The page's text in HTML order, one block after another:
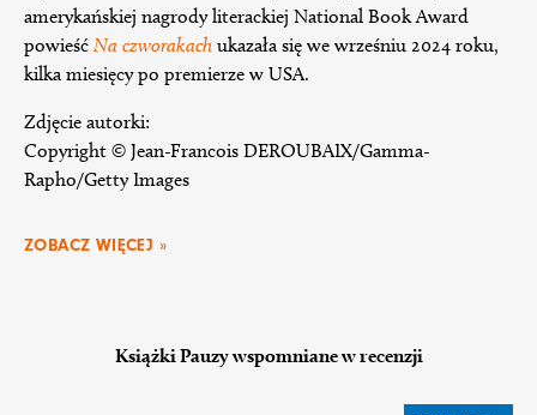
amerykańskiej nagrody literackiej National Book Award
powieść Na czworakach ukazała się we wrześniu 2024 roku,
kilka miesięcy po premierze w USA.
Zdjęcie autorki:
Copyright © Jean-Francois DEROUBAIX/Gamma-
Rapho/Getty Images
ZOBACZ WIĘCEJ »
Książki Pauzy wspomniane w recenzji